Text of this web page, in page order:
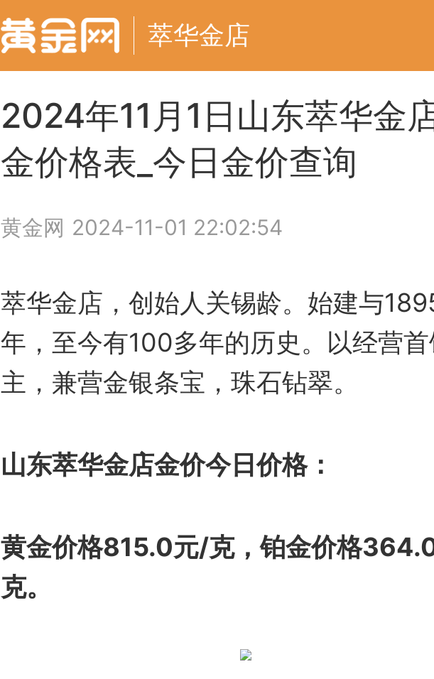
萃华金店
2024年11月1日山东萃华金
金价格表_今日金价查询
黄金网 2024-11-01 22:02:54
萃华金店，创始人关锡龄。始建与
年，至今有100多年的历史。以经营首
主，兼营金银条宝，珠石钻翠。
山东萃华金店金价今日价格：
黄金价格815.0元/克，铂金价格
克。